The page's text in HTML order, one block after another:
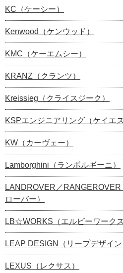
KC（ケーシー）
Kenwood（ケンウッド）
KMC（ケーエムシー）
KRANZ（クランツ）
Kreissieg（クライスジーク）
KSPエンジニアリング（ケイエ
KW（カーヴェー）
Lamborghini（ランボルギーニ）
LANDROVER／
ローバー）
LB☆WORKS（エルビーワークス
LEAP DESIGN（リープデザイン
LEXUS（レクサス）